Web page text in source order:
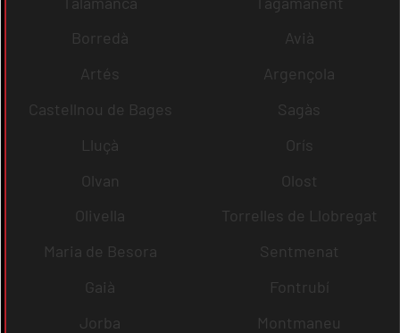
Borredà
Avià
Artés
Argençola
Castellnou de Bages
Sagàs
Lluçà
Orís
Olvan
Olost
Olivella
Torrelles de Llobregat
Maria de Besora
Sentmenat
Gaià
Fontrubí
Jorba
Montmaneu